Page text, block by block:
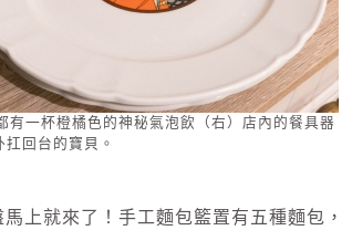
有一杯橙橘色的神秘氣泡飲（右）店內的餐具器
回台的寶貝。
馬上就來了！手工麵包籃置有五種麵包